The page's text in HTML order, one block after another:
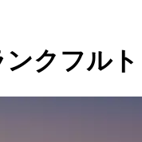
ンクフル